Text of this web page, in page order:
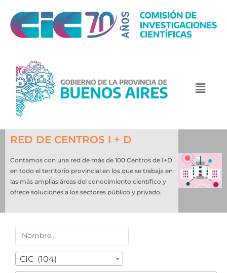
RED DE CENTROS I + D
Contamos con una red de más de 100 Centros de I+D
en todo el territorio provincial en los que se trabaja en
las más amplias áreas del conocimiento científico y
ofrece soluciones a los sectores público y privado.
CIC (104)